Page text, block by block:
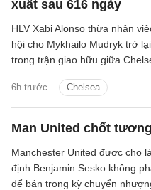
xuất sau 616 ngày
6h trước Chelsea
HLV Xabi Alonso thừa nhận
hội cho Mykhailo Mudryk trở
trong trận giao hữu giữa
xúc đối với toàn đội.
Man United chốt
Manchester United được cho
định Benjamin Sesko không
để bán trong kỳ chuyển